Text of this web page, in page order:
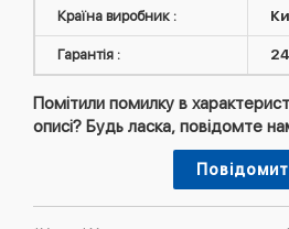
Країна виробник :
Гарантія :
Помітили помилку в
описі? Будь ласка, повідомте